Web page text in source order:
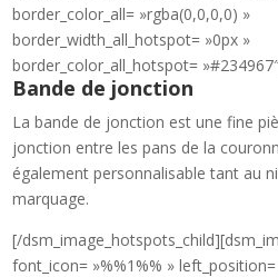
border_color_all= »rgba(0,0,0,0) »
border_width_all_hotspot= »0px »
border_color_all_hotspot=
Bande de jonction
La bande de jonction est une fine
jonction entre les pans de la
également personnalisable tant au
marquage.
[/
font_icon= »%%1%% »